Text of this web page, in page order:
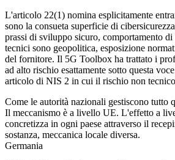
L'articolo 22(1) nomina esplicitamente
sono la consueta superficie di
prassi di sviluppo sicuro, comportamento
tecnici sono geopolitica, esposizione
del fornitore. Il 5G Toolbox ha trattato i
ad alto rischio esattamente sotto questa
articolo di NIS 2 in cui il rischio non
Come le autorità nazionali gestiscono tutto
Il meccanismo è a livello UE. L'effetto a
concretizza in ogni paese attraverso il
sostanza, meccanica locale diversa.
Germania